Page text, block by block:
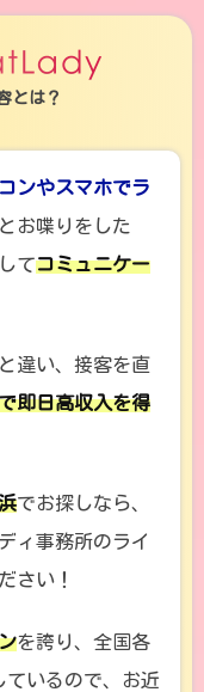
とは？
ンやスマホでラ
お喋りをした
てコミュニケー
違い、接客を直
即日高収入を得
でお探しなら、
ィ事務所のライ
さい！
を誇り、全国各
ているので、お近